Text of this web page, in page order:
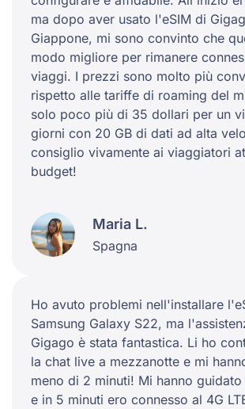
ma dopo aver usato l'eSIM di
Giappone, mi sono convinto che
modo migliore per rimanere
viaggi. I prezzi sono molto più
rispetto alle tariffe di roaming del
solo poco più di 35 dollari per un
giorni con 20 GB di dati ad alta
consiglio vivamente ai viaggiatori
budget!
Maria L.
Spagna
Ho avuto problemi nell'installare
Samsung Galaxy S22, ma
Gigago è stata fantastica. Li ho
la chat live a mezzanotte e mi
meno di 2 minuti! Mi hanno
e in 5 minuti ero connesso al 4G